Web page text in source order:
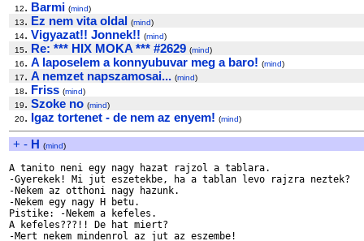
12. Barmi (mind)
13. Ez nem vita oldal (mind)
14. Vigyazat!! Jonnek!! (mind)
15. Re: *** HIX MOKA *** #2629 (mind)
16. A laposelem a konnyubuvar meg a baro! (mind)
17. A nemzet napszamosai... (mind)
18. Friss (mind)
19. Szoke no (mind)
20. Igaz tortenet - de nem az enyem! (mind)
+ - H (mind)
A tanito neni egy nagy hazat rajzol a tablara.
-Gyerekek! Mi jut eszetekbe, ha a tablan levo rajzra neztek?
-Nekem az otthoni nagy hazunk.
-Nekem egy nagy H betu.
Pistike: -Nekem a kefeles.
A kefeles???!! De hat miert?